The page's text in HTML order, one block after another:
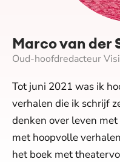
Marco van der
Oud-hoofdredacteur
Tot juni 2021 was ik
verhalen die ik schrijf
denken over leven met
met hoopvolle
het boek met